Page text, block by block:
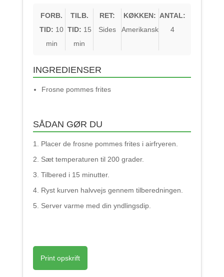
FORB.
TID: 10
min
TILB.
TID: 15
min
RET:
Sides
KØKKEN:
Amerikansk
ANTAL:
4
INGREDIENSER
Frosne pommes frites
SÅDAN GØR DU
Placer de frosne pommes frites i airfryeren.
Sæt temperaturen til 200 grader.
Tilbered i 15 minutter.
Ryst kurven halvvejs gennem tilberedningen.
Server varme med din yndlingsdip.
Print opskrift